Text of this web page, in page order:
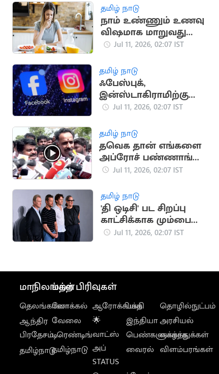
தமிழ் நாடு
நாம் உண்ணும் உணவு
விஷமாக மாறுவது
ஏன்? அதிர்ச்சித் தகவல்
Jul 11, 2026, 02:07 IST
தமிழ் நாடு
ஃபேஸ்புக்,
இன்ஸ்டாகிராமிற்கு
ஐரோப்பிய ஒன்றியம்
Jul 11, 2026, 02:07 IST
தமிழ் நாடு
தவெக தான் எங்களை
அப்ரோச் பண்ணாங்க..
M.R.விஜயபாஸ்கர்
Jul 11, 2026, 02:07 IST
தமிழ் நாடு
'தி ஒடிசி' பட சிறப்பு
காட்சிக்காக மும்பை
வந்த நோலன்
Jul 11, 2026, 02:07 IST
மாநிலங்கள்
தெலங்கானா
ஆந்திர
பிரதேசம்
தமிழ்நாடு
மற்ற பிரிவுகள்
லோக்கல்
வேலை
டிரெண்டிங்
தமிழ்நாடு
ஆரோக்கியம்
🌟
வாட்ஸ்
அப்
STATUS
பக்தி
இந்தியா
பெண்களுக்காக
வைரல்
தொழில்நுட்பம்
அரசியல்
வாழ்த்துக்கள்
விளம்பரங்கள்